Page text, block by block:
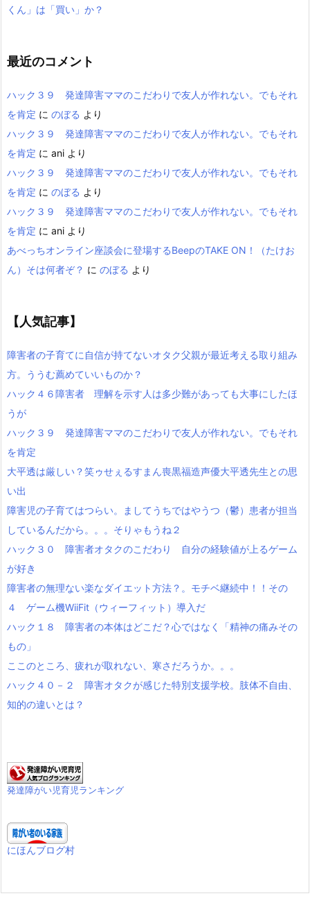
くん」は「買い」か？
最近のコメント
ハック３９ 発達障害ママのこだわりで友人が作れない。でもそれ
を肯定 に のぼる より
ハック３９ 発達障害ママのこだわりで友人が作れない。でもそれ
を肯定 に ani より
ハック３９ 発達障害ママのこだわりで友人が作れない。でもそれ
を肯定 に のぼる より
ハック３９ 発達障害ママのこだわりで友人が作れない。でもそれ
を肯定 に ani より
あべっちオンライン座談会に登場するBeepのTAKE ON！（たけお
ん）そは何者ぞ？ に のぼる より
【人気記事】
障害者の子育てに自信が持てないオタク父親が最近考える取り組み
方。ううむ薦めていいものか？
ハック４６障害者 理解を示す人は多少難があっても大事にしたほ
うが
ハック３９ 発達障害ママのこだわりで友人が作れない。でもそれ
を肯定
大平透は厳しい？笑ゥせぇるすまん喪黒福造声優大平透先生との思
い出
障害児の子育てはつらい。ましてうちではやうつ（鬱）患者が担当
しているんだから。。。そりゃもうね２
ハック３０ 障害者オタクのこだわり 自分の経験値が上るゲーム
が好き
障害者の無理ない楽なダイエット方法？。モチベ継続中！！その
４ ゲーム機WiiFit（ウィーフィット）導入だ
ハック１８ 障害者の本体はどこだ？心ではなく「精神の痛みその
もの」
ここのところ、疲れが取れない、寒さだろうか。。。
ハック４０－２ 障害オタクが感じた特別支援学校。肢体不自由、
知的の違いとは？
発達障がい児育児ランキング
にほんブログ村